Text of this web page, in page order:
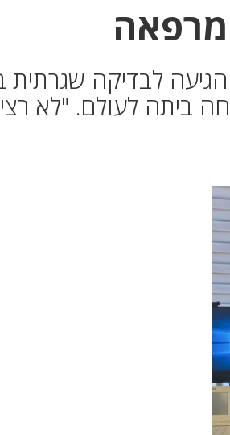
דרמה במרפאת מכבי: מטופלת בת 28 הגיעה לבדיקה
מכן הגיחה ביתה לעולם. "לא